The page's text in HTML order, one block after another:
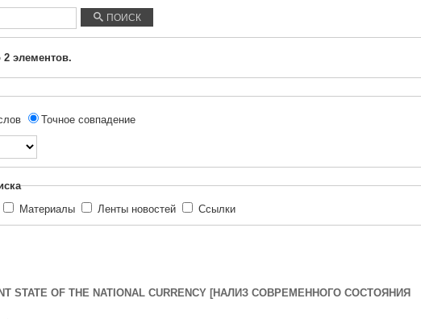
ПОИСК
2 элементов.
Точное совпадение
Материалы Ленты новостей Ссылки
STATE OF THE NATIONAL CURRENCY [НАЛИЗ СОВРЕМЕННОГО СОСТОЯНИЯ